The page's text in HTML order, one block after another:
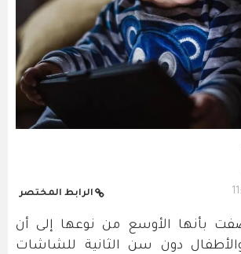
الرابط المختصر
بأنها الأوسع من نوعها إلى أن
دون سن الثانية للشاشات